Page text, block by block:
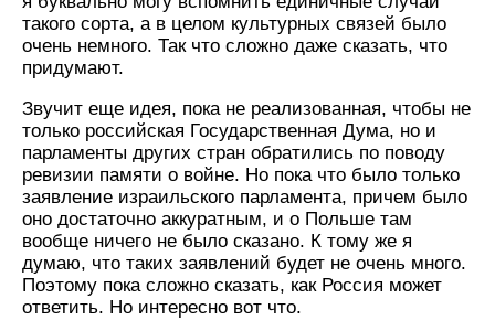
такого сорта, а в целом культурных связей было
очень немного. Так что сложно даже сказать, что
придумают.
Звучит еще идея, пока не реализованная, чтобы не
только российская Государственная Дума, но и
парламенты других стран обратились по поводу
ревизии памяти о войне. Но пока что было только
заявление израильского парламента, причем было
оно достаточно аккуратным, и о Польше там
вообще ничего не было сказано. К тому же я
думаю, что таких заявлений будет не очень много.
Поэтому пока сложно сказать, как Россия может
ответить. Но интересно вот что.